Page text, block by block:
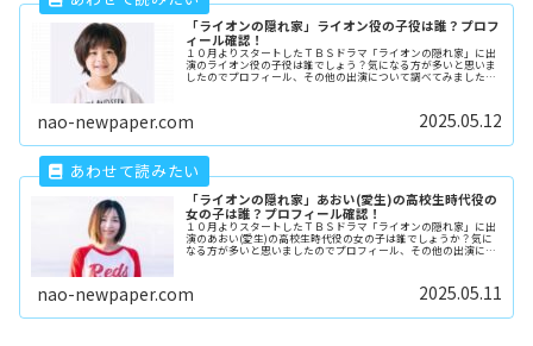
「ライオンの隠れ家」ライオン役の子役は誰？プロフ
ィール確認！
１０月よりスタートしたＴＢＳドラマ「ライオンの隠れ家」に出
演のライオン役の子役は誰でしょう？気になる方が多いと思いま
したのでプロフィール、その他の出演について調べてみました。
nao-newpaper.com 2025.05.12
「ライオンの隠れ家」あおい(愛生)の高校生時代役の
女の子は誰？プロフィール確認！
１０月よりスタートしたＴＢＳドラマ「ライオンの隠れ家」に出
演のあおい(愛生)の高校生時代役の女の子は誰でしょうか？気に
なる方が多いと思いましたのでプロフィール、その他の出演につ
nao-newpaper.com 2025.05.11